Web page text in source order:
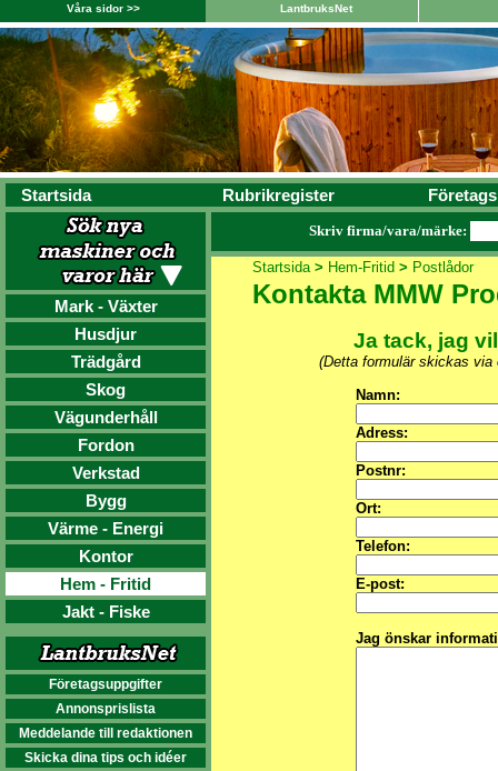
Våra sidor >> LantbruksNet
Startsida Rubrikregister
Mark - Växter
Husdjur
Trädgård
Skog
Vägunderhåll
Fordon
Verkstad
Bygg
Värme - Energi
Kontor
Hem - Fritid
Jakt - Fiske
Företagsuppgifter
Annonsprislista
Meddelande till redaktionen
Skicka dina tips och idéer
Skriv firma/vara/märke:
Startsida> Hem-Fritid > Postlådor
Kontakta MMW
Ja tack, jag
(Detta formulär skickas via
Namn:
Adress:
Postnr:
Ort:
Telefon:
E-post:
Jag önskar